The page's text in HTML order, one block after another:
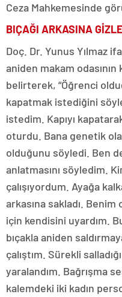
Ceza Mahkemesinde
BIÇAĞI ARKASINA
Doç. Dr. Yunus Yılmaz
aniden makam odasının
belirterek, “Öğrenci
kapatmak istediğini
istedim. Kapıyı
oturdu. Bana genetik
olduğunu söyledi. Ben
anlatmasını söyledim.
çalışıyordum. Ayağa
arkasına sakladı.
için kendisini uyardım.
bıçakla aniden
çalıştım. Sürekli
yaralandım. Bağrışma
kalemdeki iki kadın